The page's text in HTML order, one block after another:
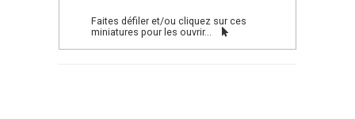
Faites défiler et/ou cliquez sur ces
miniatures pour les ouvrir...